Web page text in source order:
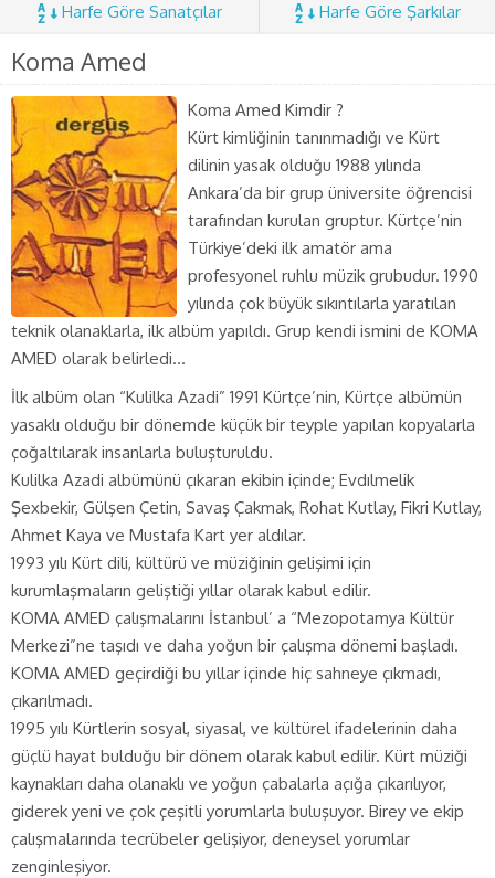
Harfe Göre Sanatçılar Harfe Göre Şarkılar
Koma Amed
Koma Amed Kimdir ?
Kürt kimliğinin tanınmadığı ve Kürt
dilinin yasak olduğu 1988 yılında
Ankara’da bir grup üniversite öğrencisi
tarafından kurulan gruptur. Kürtçe’nin
Türkiye’deki ilk amatör ama
profesyonel ruhlu müzik grubudur. 1990
yılında çok büyük sıkıntılarla yaratılan
teknik olanaklarla, ilk albüm yapıldı. Grup kendi ismini de KOMA
AMED olarak belirledi…
İlk albüm olan “Kulilka Azadi” 1991 Kürtçe’nin, Kürtçe albümün
yasaklı olduğu bir dönemde küçük bir teyple yapılan kopyalarla
çoğaltılarak insanlarla buluşturuldu.
Kulilka Azadi albümünü çıkaran ekibin içinde; Evdılmelik
Şexbekir, Gülşen Çetin, Savaş Çakmak, Rohat Kutlay, Fikri Kutlay,
Ahmet Kaya ve Mustafa Kart yer aldılar.
1993 yılı Kürt dili, kültürü ve müziğinin gelişimi için
kurumlaşmaların geliştiği yıllar olarak kabul edilir.
KOMA AMED çalışmalarını İstanbul’ a “Mezopotamya Kültür
Merkezi”ne taşıdı ve daha yoğun bir çalışma dönemi başladı.
KOMA AMED geçirdiği bu yıllar içinde hiç sahneye çıkmadı,
çıkarılmadı.
1995 yılı Kürtlerin sosyal, siyasal, ve kültürel ifadelerinin daha
güçlü hayat bulduğu bir dönem olarak kabul edilir. Kürt müziği
kaynakları daha olanaklı ve yoğun çabalarla açığa çıkarılıyor,
giderek yeni ve çok çeşitli yorumlarla buluşuyor. Birey ve ekip
çalışmalarında tecrübeler gelişiyor, deneysel yorumlar
zenginleşiyor.